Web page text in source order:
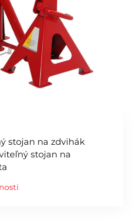
stojan na zdvihák
stojan na